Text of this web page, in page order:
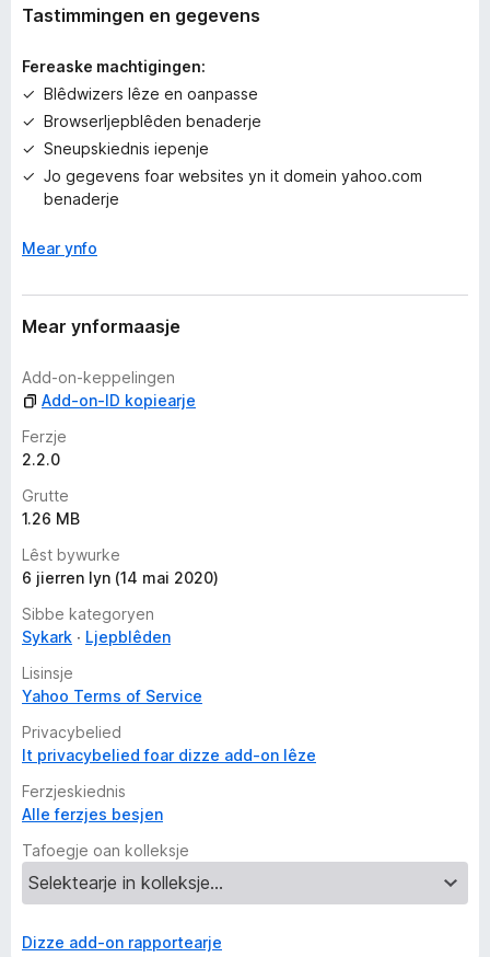
g
i
w
u
r
d
r
g
n
Tastimmingen en gegevens
Fereaske machtigingen:
Blêdwizers lêze en oanpasse
Browserljepblêden benaderje
Sneupskiednis iepenje
Jo gegevens foar websites yn it domein yahoo.com
benaderje
Mear ynfo
Mear ynformaasje
Add-on-keppelingen
Add-on-ID kopiearje
Ferzje
2.2.0
Grutte
1.26 MB
Lêst bywurke
6 jierren lyn (14 mai 2020)
Sibbe kategoryen
Sykark
Ljepblêden
Lisinsje
Yahoo Terms of Service
Privacybelied
It privacybelied foar dizze add-on lêze
Ferzjeskiednis
Alle ferzjes besjen
Tafoegje oan kolleksje
Dizze add-on rapportearje